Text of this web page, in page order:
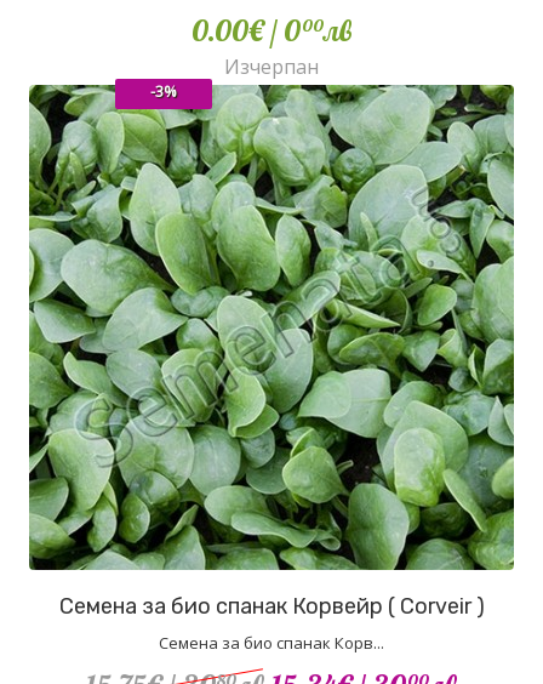
0.00€/ 000лв
Изчерпан
Семена за био спанак Корвейр ( Corveir )
Семена за био спанак Корв...
-3%